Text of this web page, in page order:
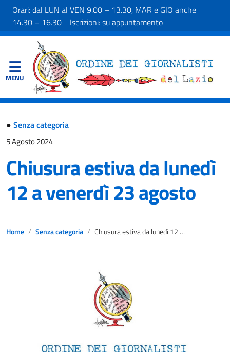
Orari: dal LUN al VEN 9.00 – 13.30, MAR e GIO anche
14.30 – 16.30 Iscrizioni: su appuntamento
● Senza categoria
5 Agosto 2024
Chiusura estiva da lunedì
12 a venerdì 23 agosto
Home Senza categoria Chiusura estiva da lunedì 12 a venerdì 23 agosto